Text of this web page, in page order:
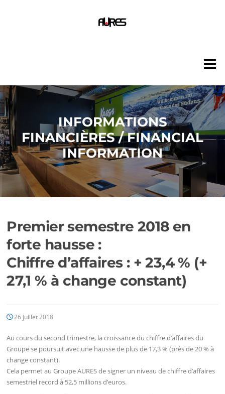
Menu
INFORMATIONS
FINANCIÈRES / FINANCIAL
INFORMATION
Premier semestre 2018 en
forte hausse :
Chiffre d’affaires : + 23,4 % (+
27,1 % à change constant)
26 juillet 2018
Au cours du second trimestre, la croissance du chiffre d’affaires du
Groupe se poursuit avec une hausse de plus de 17,3 % (près de 20 % à
change constant).
Cela permet au Groupe AURES de signer un niveau de chiffre d’affaires
semestriel record à 52,5 millions d’euros.